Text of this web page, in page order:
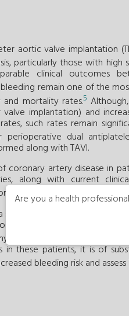
aortic valve implantation
particularly those with high
clinical outcomes
remain one of the
mortality rates.5
implantation) and
such rates remain
dual
along with TAVI.
coronary artery disease in
along with current
stenoses, results in a
that systematic,
benefit in terms of
infarction, stroke,
these patients, it is of
bleeding risk and
Are you a health